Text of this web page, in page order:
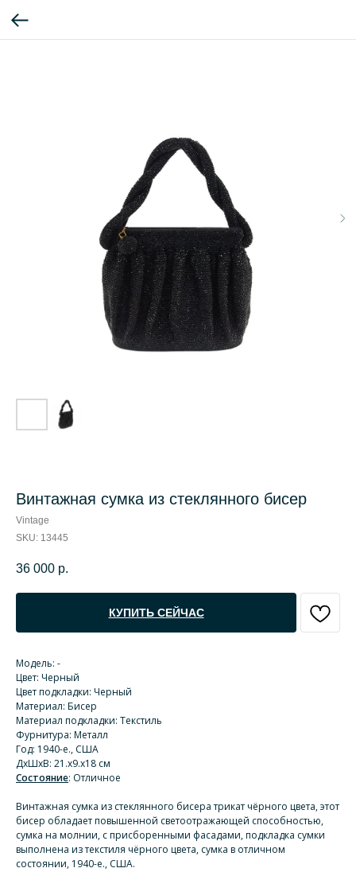
Винтажная сумка из стеклянного бисер
Vintage
SKU: 13445
36 000 р.
КУПИТЬ СЕЙЧАС
Модель: -
Цвет: Черный
Цвет подкладки: Черный
Материал: Бисер
Материал подкладки: Текстиль
Фурнитура: Металл
Год: 1940-е., США
ДхШхВ: 21.x9.х18 см
Состояние: Отличное
Винтажная сумка из стеклянного бисера трикат чёрного цвета, этот
бисер обладает повышенной светоотражающей способностью,
сумка на молнии, с присборенными фасадами, подкладка сумки
выполнена из текстиля чёрного цвета, сумка в отличном
состоянии, 1940-е., США.